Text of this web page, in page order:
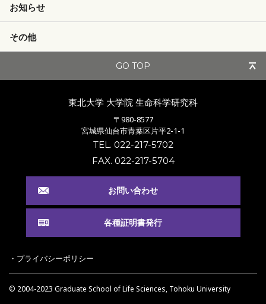
お知らせ
その他
GO TOP
東北大学 大学院 生命科学研究科
〒980-8577
宮城県仙台市青葉区片平2-1-1
TEL. 022-217-5702
FAX. 022-217-5704
お問い合わせ
各種証明書発行
・プライバシーポリシー
© 2004-2023 Graduate School of Life Sciences, Tohoku University